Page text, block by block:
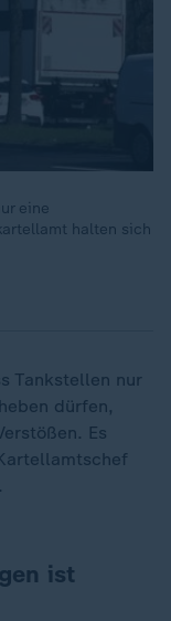
eine
halten sich
Tankstellen nur
dürfen,
Es
ist